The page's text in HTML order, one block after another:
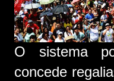
O sistema
concede